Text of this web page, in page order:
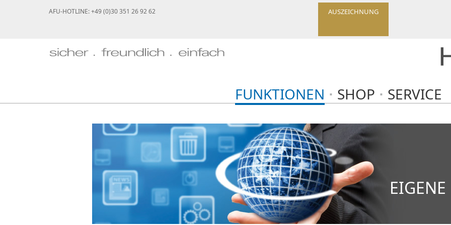
AFU-HOTLINE: +49 (0)30 351 26 92 62 AUSZEICHNUNG
FUNKTIONEN SHOP SERVICE